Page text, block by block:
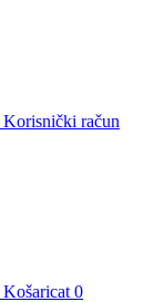
Korisnički račun
Košaricat 0